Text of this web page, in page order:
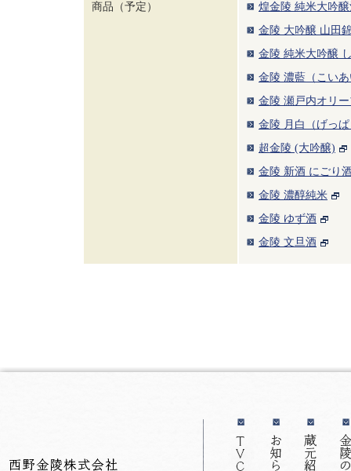
商品（予定）
煌金陵 純米大吟
金陵 大吟醸 山田
金陵 純米大吟醸
金陵 濃藍（こい
金陵 瀬戸内オリ
金陵 月白（げっ
超金陵 (大吟醸)
金陵 新酒 にごり
金陵 濃醇純米
金陵 ゆず酒
金陵 文旦酒